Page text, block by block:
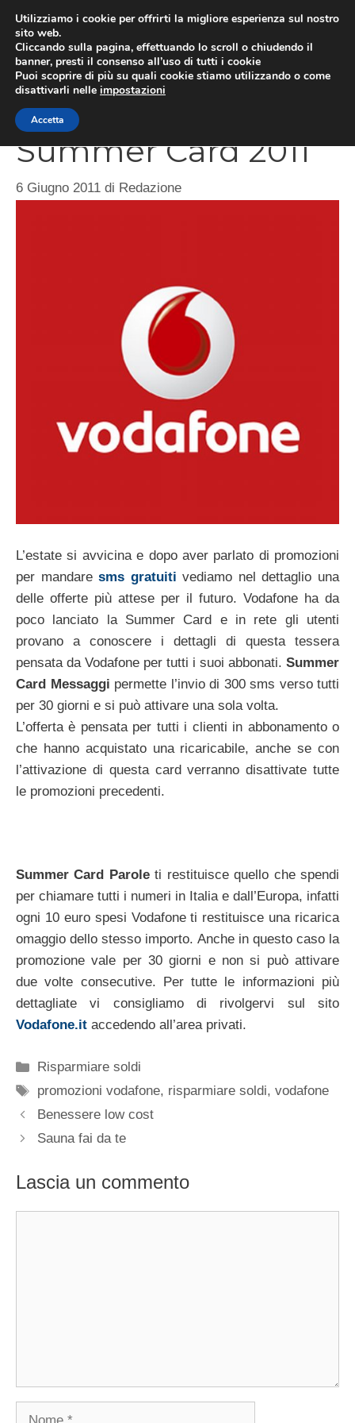
contenuto
Summer Card 2011
6 Giugno 2011 di Redazione
L’estate si avvicina e dopo aver parlato di promozioni
per mandaresms gratuiti vediamo nel dettaglio una
delle offerte più attese per il futuro. Vodafone ha da
poco lanciato la Summer Card e in rete gli utenti
provano a conoscere i dettagli di questa tessera
pensata da Vodafone per tutti i suoi abbonati. Summer
Card Messaggi permette l’invio di 300 sms verso tutti
per 30 giorni e si può attivare una sola volta.
L’offerta è pensata per tutti i clienti in abbonamento o
che hanno acquistato una ricaricabile, anche se con
l’attivazione di questa card verranno disattivate tutte
le promozioni precedenti.
Summer Card Paroleti restituisce quello che spendi
per chiamare tutti i numeri in Italia e dall’Europa, infatti
ogni 10 euro spesi Vodafone ti restituisce una ricarica
omaggio dello stesso importo. Anche in questo caso la
promozione vale per 30 giorni e non si può attivare
due volte consecutive. Per tutte le informazioni più
dettagliate vi consigliamo di rivolgervi sul sito
Vodafone.it accedendo all’area privati.
Categorie
Risparmiare soldi
Tag
promozioni vodafone, risparmiare soldi,vodafone
Benessere low cost
Sauna fai da te
Lascia un commento
Nome
Utilizziamo i cookie per offrirti la migliore esperienza sul nostro
sito web.
Cliccando sulla pagina, effettuando lo scroll o chiudendo il
banner, presti il consenso all’uso di tutti i cookie
Puoi scoprire di più su quali cookie stiamo utilizzando o come
disattivarli nelle impostazioni
Accetta